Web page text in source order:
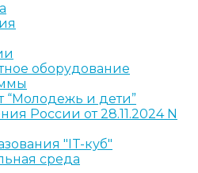
оборудование
“Молодежь и дети”
России от 28.11.2024 N
"IT-куб"
среда